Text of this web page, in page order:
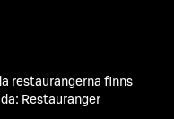
restaurangerna finns
Restauranger